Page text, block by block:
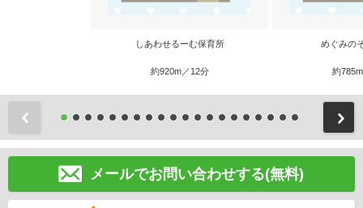
しあわせるーむ保育所
約920m／12分
めぐみの
約
メールでお問い合わせする(無料)